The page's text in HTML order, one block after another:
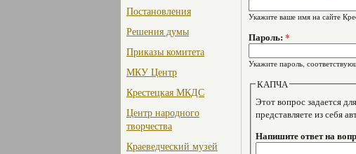
Постановления
Решения думы
Приказы комитета
МКУ Центр
Крестецкая МКДС
Центр народного
творчества
Краеведческий музей
Укажите ваше имя на сайте
Пароль: *
Укажите пароль,
КАПЧА
Этот вопрос задается для
представляете из себя
Напишите ответ на